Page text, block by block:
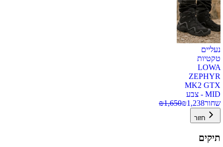
נעליים
טקטיות
LOWA
ZEPHYR
MK2 GTX
MID - צבע
שחור
₪1,238
₪1,650
חזור
תיקים